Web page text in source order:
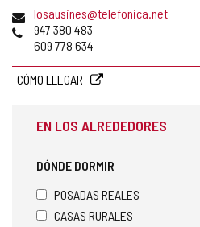
Dirección
de
correo
losausines@telefonica.net
Teléfonos
947 380 483
609 778 634
CÓMO LLEGAR
EN LOS ALREDEDORES
DÓNDE DORMIR
POSADAS REALES
CASAS RURALES